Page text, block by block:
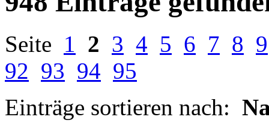
Seite 1 2 3 4 5 6 7 8 9
92 93 94 95
Einträge sortieren nach: